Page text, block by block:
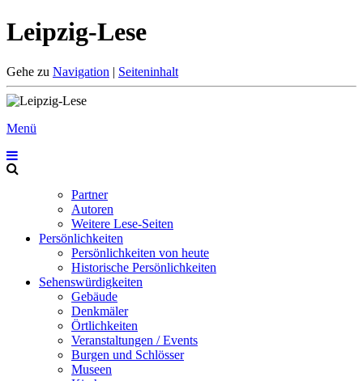
Leipzig-Lese
Gehe zu Navigation | Seiteninhalt
Menü
Partner
Autoren
Weitere Lese-Seiten
Persönlichkeiten
Persönlichkeiten von heute
Historische Persönlichkeiten
Sehenswürdigkeiten
Gebäude
Denkmäler
Örtlichkeiten
Veranstaltungen / Events
Burgen und Schlösser
Museen